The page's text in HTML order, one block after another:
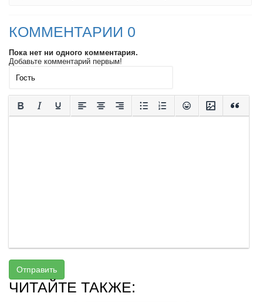
КОММЕНТАРИИ 0
Пока нет ни одного комментария.
Добавьте комментарий первым!
Отправить
ЧИТАЙТЕ ТАКЖЕ: